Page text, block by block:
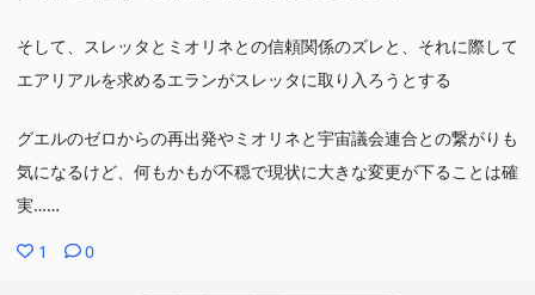
そして、スレッタとミオリネとの信頼関係のズレと、それに際して
エアリアルを求めるエランがスレッタに取り入ろうとする
グエルのゼロからの再出発やミオリネと宇宙議会連合との繋がりも
気になるけど、何もかもが不穏で現状に大きな変更が下ることは確
実……
1 0